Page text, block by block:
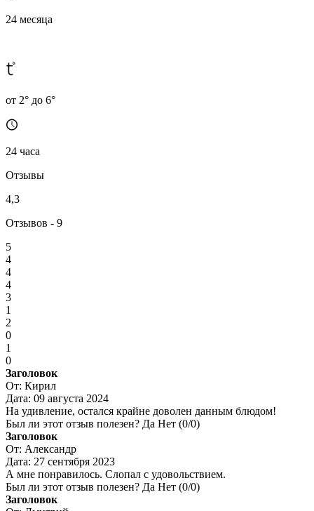
24 месяца
от 2° до 6°
24 часа
Отзывы
4,3
Отзывов - 9
5
4
4
4
3
1
2
0
1
0
Заголовок
От: Кирил
Дата: 09 августа 2024
На удивление, остался крайне доволен данным блюдом!
Был ли этот отзыв полезен? Да Нет (0/0)
Заголовок
От: Александр
Дата: 27 сентября 2023
А мне понравилось. Слопал с удовольствием.
Был ли этот отзыв полезен? Да Нет (0/0)
Заголовок